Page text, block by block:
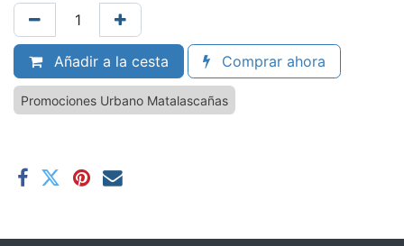
Añadir a la cesta Comprar ahora
Promociones Urbano Matalascañas